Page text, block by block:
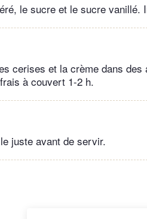
le sucre et le sucre vanillé.
cerises et la crème dans
à couvert 1-2 h.
juste avant de servir.